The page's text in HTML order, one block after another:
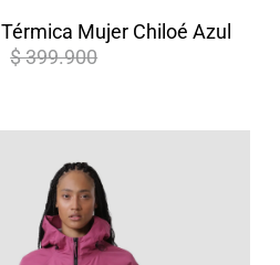
Mujer Chiloé Azul
$ 399.900